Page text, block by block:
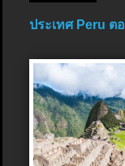
ประเทศ Peru ต